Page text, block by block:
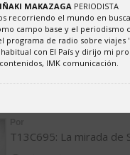
IÑAKI MAKAZAGA PERIODISTA
recorriendo el mundo en
campo base y el periodismo
programa de radio sobre viajes
con El País y dirijo mi
contenidos, IMK comunicación.